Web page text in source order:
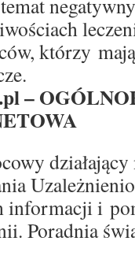
którzy
–
informacji i
Poradnia